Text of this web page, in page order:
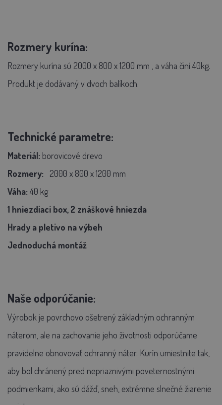
Rozmery kurína:
Rozmery kurína sú 2000 x 800 x 1200 mm , a váha činí 40kg.
Produkt je dodávaný v dvoch balíkoch.
Technické parametre:
Materiál: borovicové drevo
Rozmery:
2000 x 800 x 1200 mm
Váha: 40 kg
1 hniezdiaci box, 2 znáškové hniezda
Hrady a pletivo na výbeh
Jednoduchá montáž
Naše odporúčanie:
Výrobok je povrchovo ošetrený základným ochranným
náterom, ale na zachovanie jeho životnosti odporúčame
pravidelne obnovovať ochranný náter. Kurín umiestnite tak,
aby bol chránený pred nepriaznivými poveternostnými
podmienkami, ako sú dážď, sneh, extrémne slnečné žiarenie